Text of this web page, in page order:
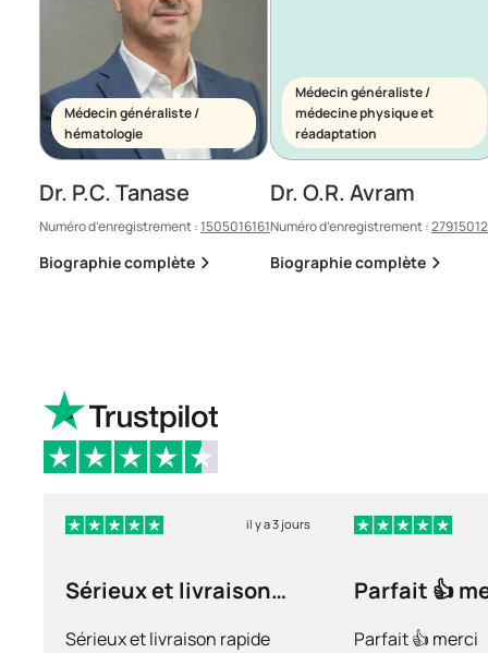
Médecin généraliste /
hématologie
Dr. P.C. Tanase
Numéro d’enregistrement :1505016161
Biographie complète
Médecin généraliste /
médecine physique et
réadaptation
Dr. O.R. Avram
Numéro d’enregistrement :
Biographie complète
il y a 3 jours
Sérieux et livraison
Sérieux et livraison rapide
Parfait 👍
Parfait 👍 merci